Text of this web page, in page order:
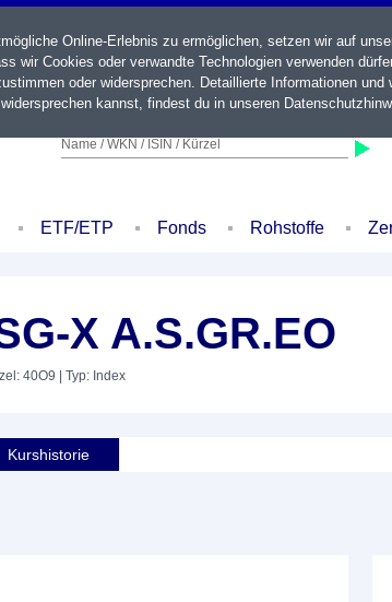
Name / WKN / ISIN / Kürzel
ETF/ETP Fonds Rohstoffe
X A.S.GR.EO
40O9 | Typ: Index
Kurshistorie
Online-Erlebnis zu ermöglichen, setzen wir auf
wir Cookies oder verwandte Technologien verwenden
oder widersprechen. Detaillierte Informationen und
kannst, findest du in unseren